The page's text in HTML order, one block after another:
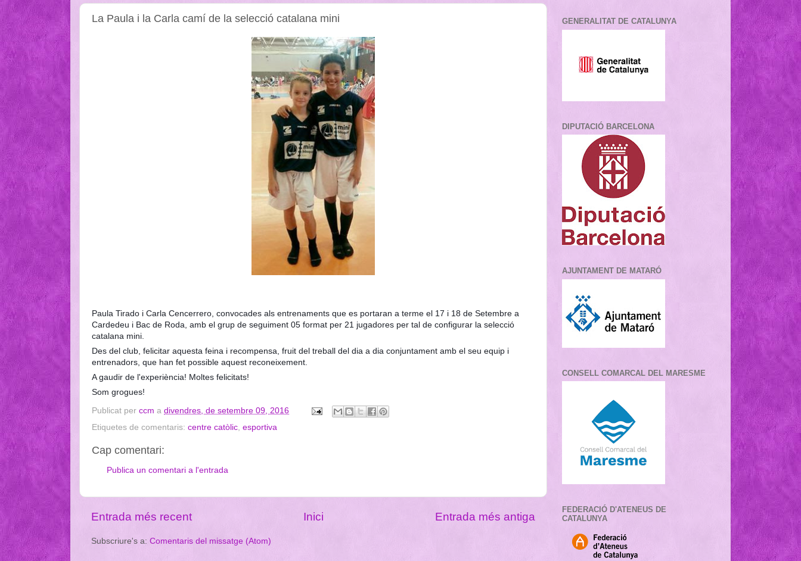
La Paula i la Carla camí de la selecció catalana mini
Paula Tirado i Carla Cencerrero, convocades als entrenaments que es portaran a terme el 17 i 18 de Setembre a
Cardedeu i Bac de Roda, amb el grup de seguiment 05 format per 21 jugadores per tal de configurar la selecció
catalana mini.
Des del club, felicitar aquesta feina i recompensa, fruit del treball del dia a dia conjuntament amb el seu equip i
entrenadors, que han fet possible aquest reconeixement.
A gaudir de l'experiència! Moltes felicitats!
Som grogues!
Publicat per ccm a divendres, de setembre 09, 2016
Etiquetes de comentaris: centre catòlic, esportiva
Cap comentari:
Publica un comentari a l'entrada
Entrada més recent Entrada més antiga
Inici
Subscriure's a: Comentaris del missatge (Atom)
GENERALITAT DE CATALUNYA
DIPUTACIÓ BARCELONA
AJUNTAMENT DE MATARÓ
CONSELL COMARCAL DEL MARESME
FEDERACIÓ D'ATENEUS DE
CATALUNYA